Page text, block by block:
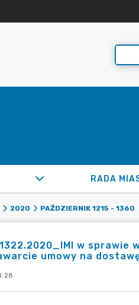
RADA
2020 PAŹDZIERNIK 1215 - 1360
w
umowy na